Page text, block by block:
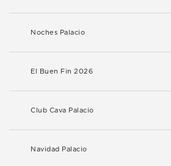
Noches Palacio
El Buen Fin 2026
Club Cava Palacio
Navidad Palacio